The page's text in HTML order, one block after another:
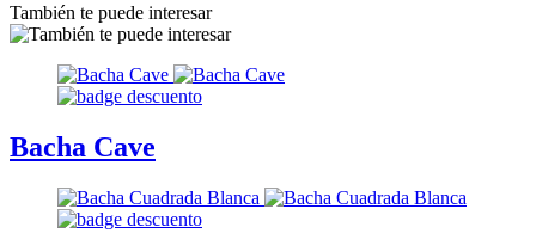
También te puede interesar
Bacha Cave